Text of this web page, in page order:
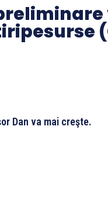
Dan va mai creşte.